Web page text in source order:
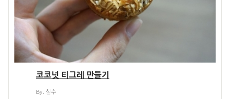
코코넛 티그레 만들기
By. 칠수